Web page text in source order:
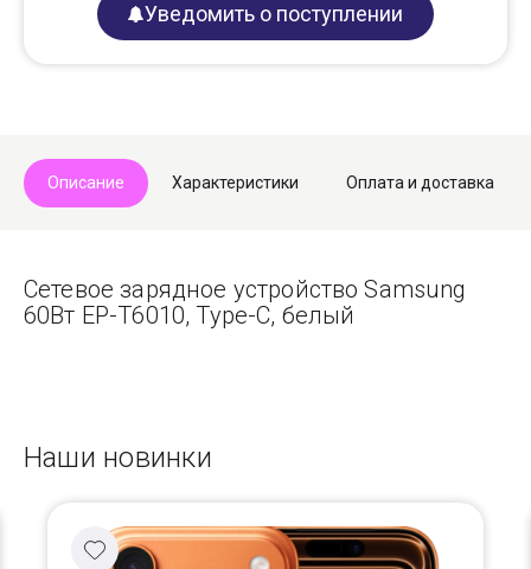
Уведомить о поступлении
Описание Характеристики Оплата и доставка
Сетевое зарядное устройство Samsung
60Вт EP-T6010, Type-C, белый
Наши новинки